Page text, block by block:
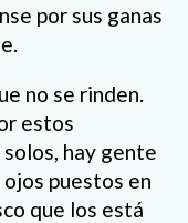
por sus ganas
no se rinden.
estos
hay gente
puestos en
que los está